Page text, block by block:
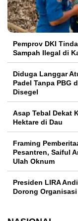
Pemprov DKI
Sampah Ilegal di
Diduga Langgar
Padel Tanpa PBG
Disegel
Asap Tebal Dekat
Hektare di Dau
Framing
Pesantren, Saiful
Ulah Oknum
Presiden LIRA
Dorong